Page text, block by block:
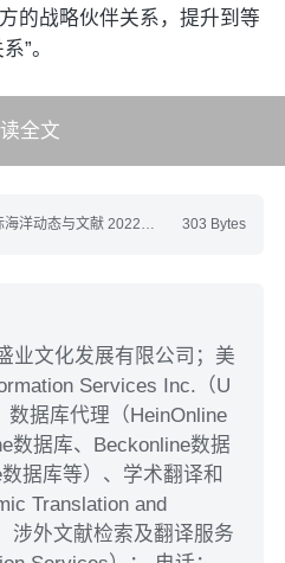
的战略伙伴关系，提升到等
”。
全文
303 Bytes
2022年5月第9期(5.1-5.15).docx
业文化发展有限公司；美
Services Inc.（U
数据库代理（HeinOnline
数据库、Beckonline数据
据库等）、学术翻译和
Translation and
涉外文献检索及翻译服务